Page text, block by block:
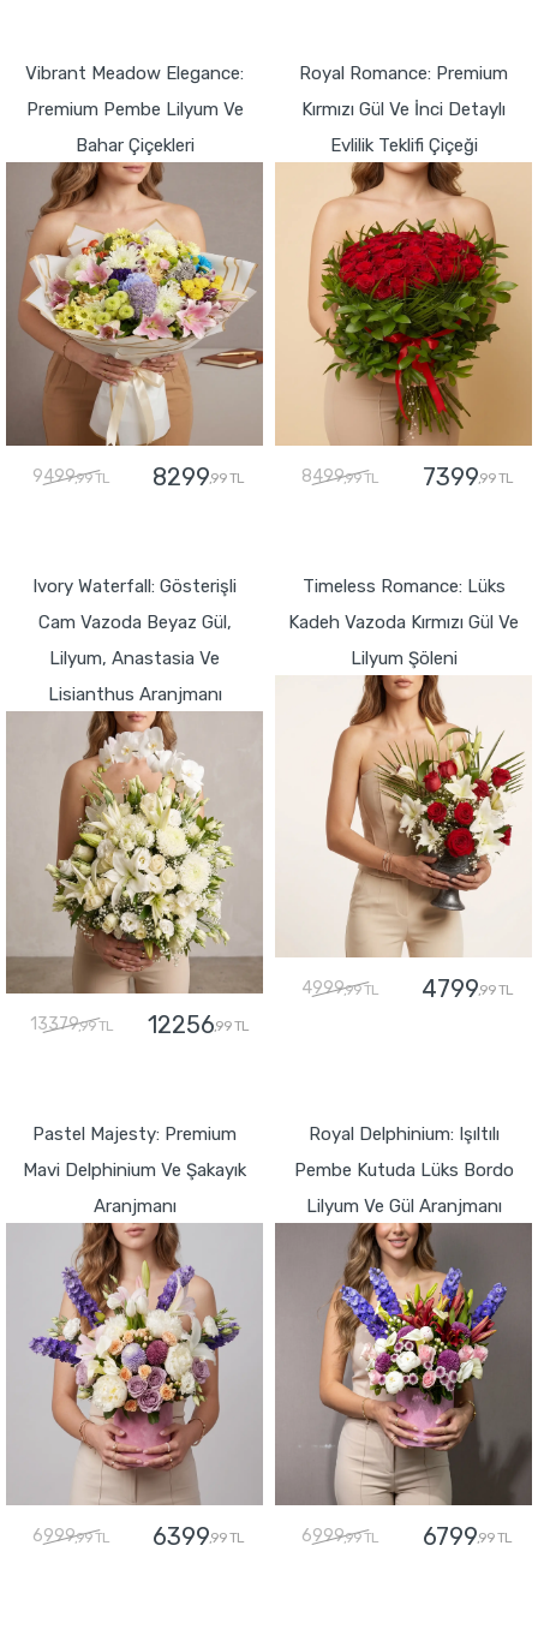
Vibrant Meadow Elegance:
Premium Pembe Lilyum Ve
Bahar Çiçekleri
9499,99 TL 8299,99 TL
Royal Romance: Premium
Kırmızı Gül Ve İnci Detaylı
Evlilik Teklifi Çiçeği
8499,99 TL 7399,99 TL
Ivory Waterfall: Gösterişli
Cam Vazoda Beyaz Gül,
Lilyum, Anastasia Ve
Lisianthus Aranjmanı
13379,99 TL 12256,99 TL
Timeless Romance: Lüks
Kadeh Vazoda Kırmızı Gül Ve
Lilyum Şöleni
4999,99 TL 4799,99 TL
Pastel Majesty: Premium
Mavi Delphinium Ve Şakayık
Aranjmanı
6999,99 TL 6399,99 TL
Royal Delphinium: Işıltılı
Pembe Kutuda Lüks Bordo
Lilyum Ve Gül Aranjmanı
6999,99 TL 6799,99 TL